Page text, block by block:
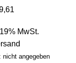
MwSt.
nicht angegeben